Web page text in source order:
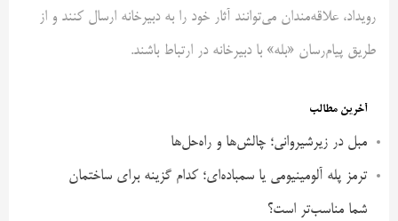
رویداد، علاقه‌مندان می‌توانند آثار خود را به دبیرخانه ارسال کنند و از
طریق پیام‌رسان «بله» با دبیرخانه در ارتباط باشند.
آخرین مطالب
مبل در زیرشیروانی؛ چالش‌ها و راه‌حل‌ها
ترمز پله آلومینیومی یا سمباده‌ای؛ کدام گزینه برای ساختمان
شما مناسب‌تر است؟